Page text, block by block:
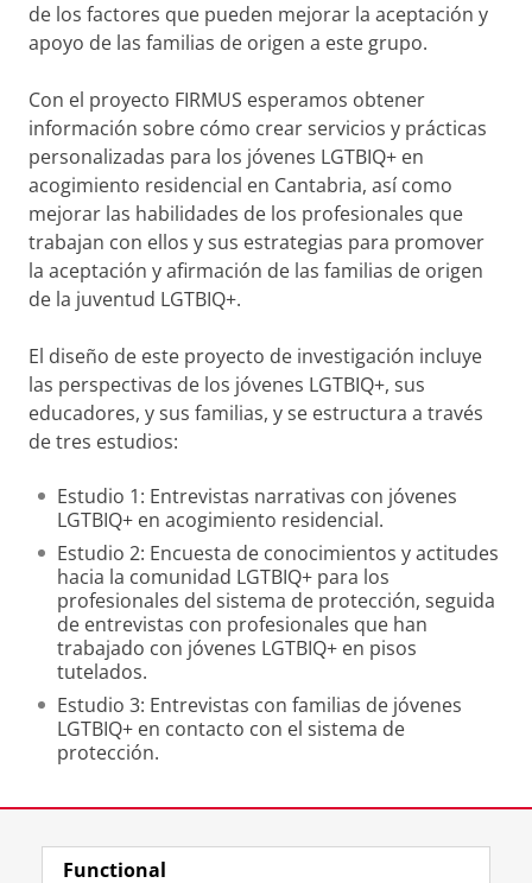
de los factores que pueden mejorar la aceptación y
apoyo de las familias de origen a este grupo.
Con el proyecto FIRMUS esperamos obtener
información sobre cómo crear servicios y prácticas
personalizadas para los jóvenes LGTBIQ+ en
acogimiento residencial en Cantabria, así como
mejorar las habilidades de los profesionales que
trabajan con ellos y sus estrategias para promover
la aceptación y afirmación de las familias de origen
de la juventud LGTBIQ+.
El diseño de este proyecto de investigación incluye
las perspectivas de los jóvenes LGTBIQ+, sus
educadores, y sus familias, y se estructura a través
de tres estudios:
Estudio 1: Entrevistas narrativas con jóvenes
LGTBIQ+ en acogimiento residencial.
Estudio 2: Encuesta de conocimientos y actitudes
hacia la comunidad LGTBIQ+ para los
profesionales del sistema de protección, seguida
de entrevistas con profesionales que han
trabajado con jóvenes LGTBIQ+ en pisos
tutelados.
Estudio 3: Entrevistas con familias de jóvenes
LGTBIQ+ en contacto con el sistema de
protección.
View this page in:
Functional